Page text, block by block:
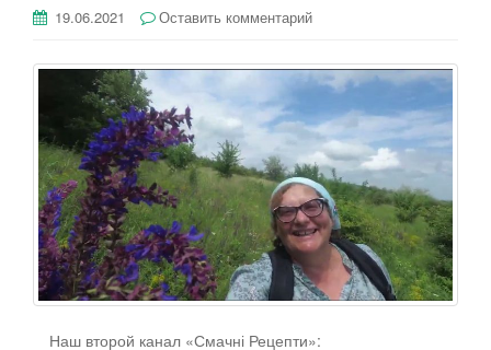
19.06.2021 Оставить комментарий
Наш второй канал «Смачні Рецепти»: